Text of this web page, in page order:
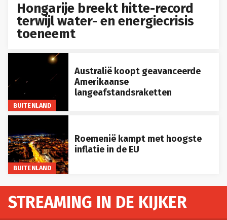
Hongarije breekt hitte-record
terwijl water- en energiecrisis
toeneemt
BUITENLAND
Australië koopt geavanceerde
Amerikaanse
langeafstandsraketten
BUITENLAND
Roemenië kampt met hoogste
inflatie in de EU
STREAMING IN DE KIJKER